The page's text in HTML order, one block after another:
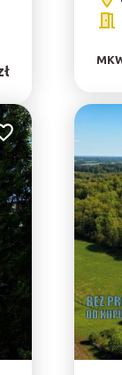
Dodaj do ulubionych